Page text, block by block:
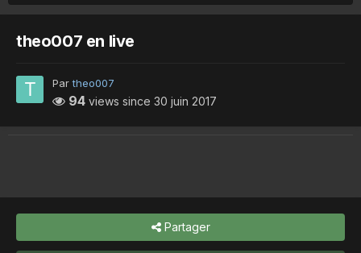
theo007 en live
Partheo007
94 views since 30 juin 2017
Partager